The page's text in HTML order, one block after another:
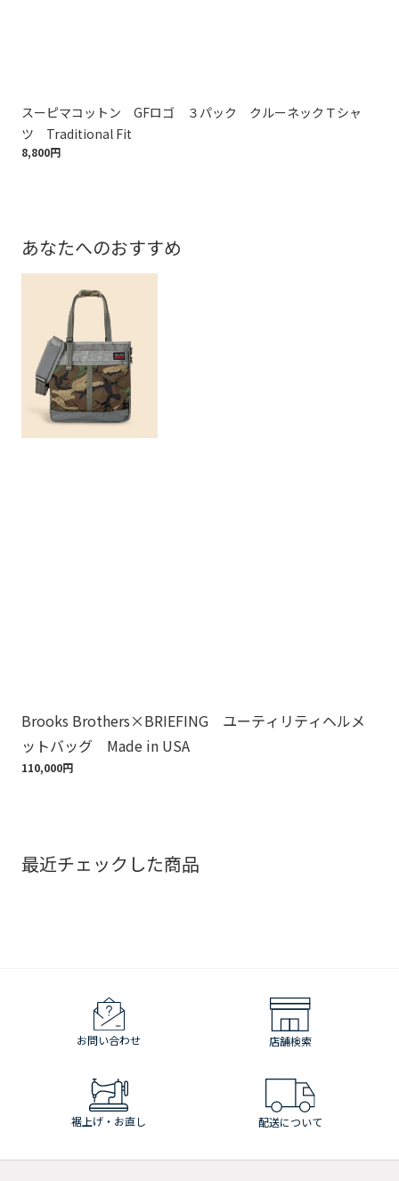
スーピマコットン GFロゴ ３パック クルーネックＴシャ
ツ Traditional Fit
8,800円
あなたへのおすすめ
Brooks Brothers×BRIEFING ユーティリティヘルメ
ットバッグ Made in USA
110,000円
最近チェックした商品
お問い合わせ 店舗検索
裾上げ・お直し 配送について